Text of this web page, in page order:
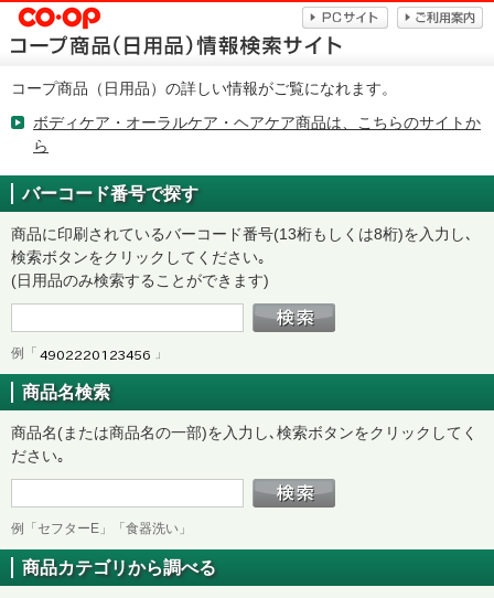
コープ商品（日用品）の詳しい情報がご覧になれます。
ボディケア・オーラルケア・ヘアケア商品は、こちらのサイトか
ら
バーコード番号で探す
商品に印刷されているバーコード番号(13桁もしくは8桁)を入力し､
検索ボタンをクリックしてください｡
(日用品のみ検索することができます)
例「 」
商品名検索
商品名(または商品名の一部)を入力し､検索ボタンをクリックしてく
ださい｡
例「セフターE」「食器洗い」
商品カテゴリから調べる